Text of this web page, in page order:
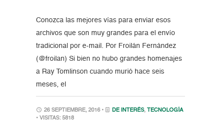
Conozca las mejores vías para enviar esos
archivos que son muy grandes para el envío
tradicional por e-mail. Por Froilán Fernández
(@froilan) Si bien no hubo grandes homenajes
a Ray Tomlinson cuando murió hace seis
meses, el
26 SEPTIEMBRE, 2016 • DE INTERÉS,
TECNOLOGÍA
• VISITAS: 5818